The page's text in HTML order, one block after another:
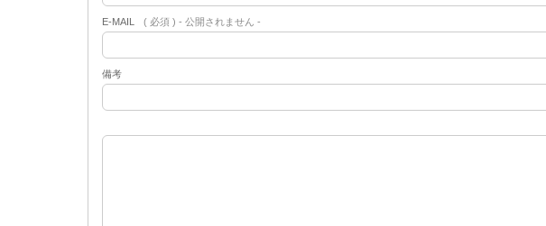
E-MAIL ( 必須 ) - 公開されません -
備考